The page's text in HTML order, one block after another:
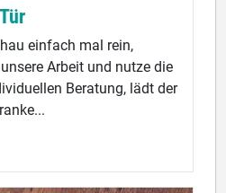
einfach mal rein,
Arbeit und nutze die
Beratung, lädt der